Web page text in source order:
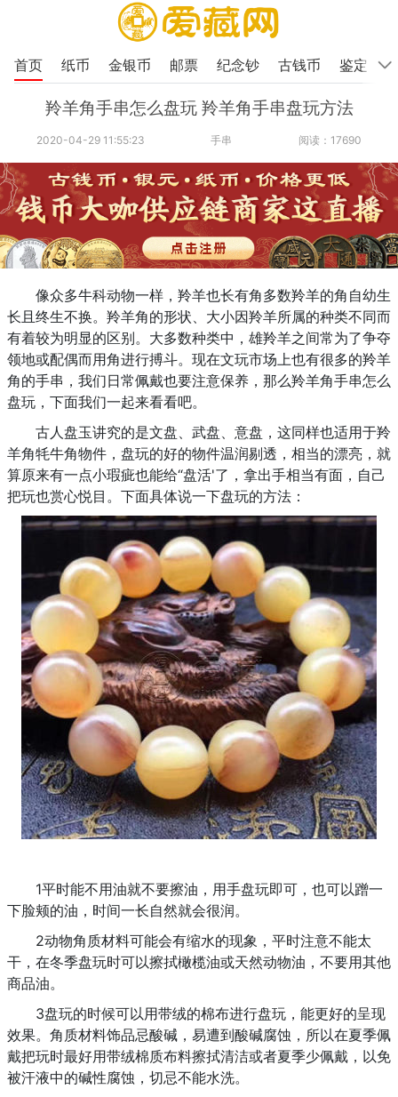
首页 纸币 金银币 邮票 纪念钞 古钱币 鉴定
羚羊角手串怎么盘玩 羚羊角手串盘玩方法
2020-04-29 11:55:23 手串 阅读：17690
像众多牛科动物一样，羚羊也长有角多数羚羊的角自幼生
长且终生不换。羚羊角的形状、大小因羚羊所属的种类不同而
有着较为明显的区别。大多数种类中，雄羚羊之间常为了争夺
领地或配偶而用角进行搏斗。现在文玩市场上也有很多的羚羊
角的手串，我们日常佩戴也要注意保养，那么羚羊角手串怎么
盘玩，下面我们一起来看看吧。
古人盘玉讲究的是文盘、武盘、意盘，这同样也适用于羚
羊角牦牛角物件，盘玩的好的物件温润剔透，相当的漂亮，就
算原来有一点小瑕疵也能给“盘活'了，拿出手相当有面，自己
把玩也赏心悦目。下面具体说一下盘玩的方法：
1平时能不用油就不要擦油，用手盘玩即可，也可以蹭一
下脸颊的油，时间一长自然就会很润。
2动物角质材料可能会有缩水的现象，平时注意不能太
干，在冬季盘玩时可以擦拭橄榄油或天然动物油，不要用其他
商品油。
3盘玩的时候可以用带绒的棉布进行盘玩，能更好的呈现
效果。角质材料饰品忌酸碱，易遭到酸碱腐蚀，所以在夏季佩
戴把玩时最好用带绒棉质布料擦拭清洁或者夏季少佩戴，以免
被汗液中的碱性腐蚀，切忌不能水洗。